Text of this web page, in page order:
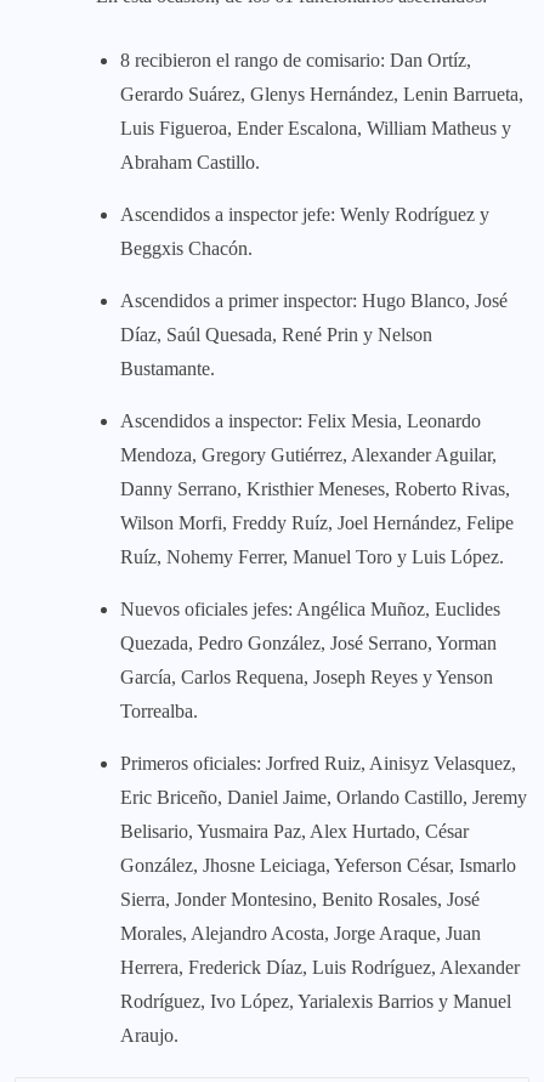
8 recibieron el rango de comisario: Dan Ortíz,
Gerardo Suárez, Glenys Hernández, Lenin Barrueta,
Luis Figueroa, Ender Escalona, William Matheus y
Abraham Castillo.
Ascendidos a inspector jefe: Wenly Rodríguez y
Beggxis Chacón.
Ascendidos a primer inspector: Hugo Blanco, José
Díaz, Saúl Quesada, René Prin y Nelson
Bustamante.
Ascendidos a inspector: Felix Mesia, Leonardo
Mendoza, Gregory Gutiérrez, Alexander Aguilar,
Danny Serrano, Kristhier Meneses, Roberto Rivas,
Wilson Morfi, Freddy Ruíz, Joel Hernández, Felipe
Ruíz, Nohemy Ferrer, Manuel Toro y Luis López.
Nuevos oficiales jefes: Angélica Muñoz, Euclides
Quezada, Pedro González, José Serrano, Yorman
García, Carlos Requena, Joseph Reyes y Yenson
Torrealba.
Primeros oficiales: Jorfred Ruiz, Ainisyz Velasquez,
Eric Briceño, Daniel Jaime, Orlando Castillo, Jeremy
Belisario, Yusmaira Paz, Alex Hurtado, César
González, Jhosne Leiciaga, Yeferson César, Ismarlo
Sierra, Jonder Montesino, Benito Rosales, José
Morales, Alejandro Acosta, Jorge Araque, Juan
Herrera, Frederick Díaz, Luis Rodríguez, Alexander
Rodríguez, Ivo López, Yarialexis Barrios y Manuel
Araujo.